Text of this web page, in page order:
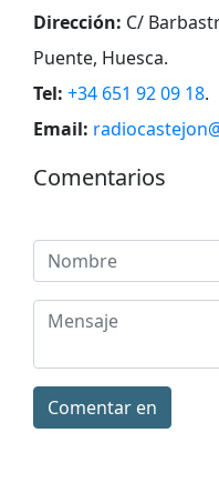
Dirección: C/
Puente, Huesca.
Tel: +34 651 92 09 18.
Email:
Comentarios
Comentar en